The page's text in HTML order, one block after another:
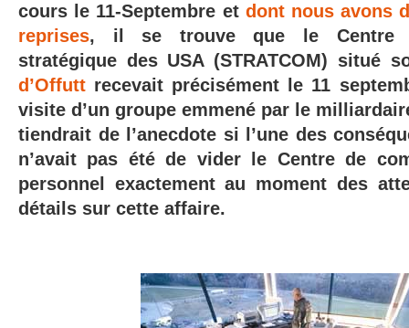
cours le 11-Septembre et dont nous avons
reprises, il se trouve que le Centre
stratégique des USA (STRATCOM) situé
d’Offutt recevait précisément le 11
visite d’un groupe emmené par le
tiendrait de l’anecdote si l’une des
n’avait pas été de vider le Centre de
personnel exactement au moment des
détails sur cette affaire.